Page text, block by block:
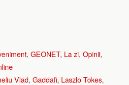
, GEONET, La zi, Opinii,
Vlad, Gaddafi, Laszlo Tokes,